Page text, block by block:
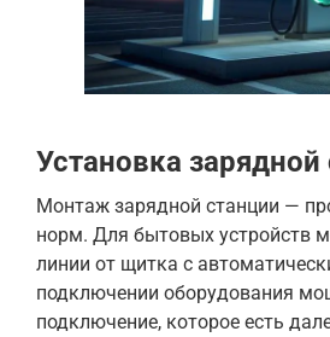
Установка
Монтаж зарядной станции —
норм. Для бытовых устройств
линии от щитка с
подключении оборудования
подключение, которое есть